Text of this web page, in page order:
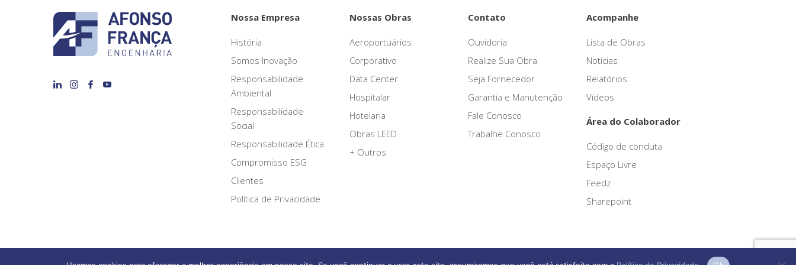
Nossa Empresa
História
Somos Inovação
Responsabilidade
Ambiental
Responsabilidade
Social
Responsabilidade Ética
Compromisso ESG
Clientes
Política de Privacidade
Nossas Obras
Aeroportuários
Corporativo
Data Center
Hospitalar
Hotelaria
Obras LEED
+ Outros
Contato
Ouvidoria
Realize Sua Obra
Seja Fornecedor
Garantia e Manutenção
Fale Conosco
Trabalhe Conosco
Acompanhe
Lista de Obras
Notícias
Relatórios
Vídeos
Área do Colaborador
Código de conduta
Espaço Livre
Feedz
Sharepoint